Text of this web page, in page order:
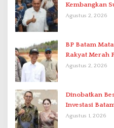
Kembangkan
Terpadu
Agustus 2, 2026
BP Batam
Rakyat Merah
Agustus 2, 2026
Dinobatkan
Investasi
Ekonomi
Agustus 1, 2026